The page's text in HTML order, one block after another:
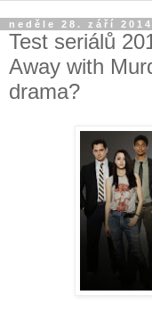
neděle 28. září 2014
Test seriálů
Away with
drama?